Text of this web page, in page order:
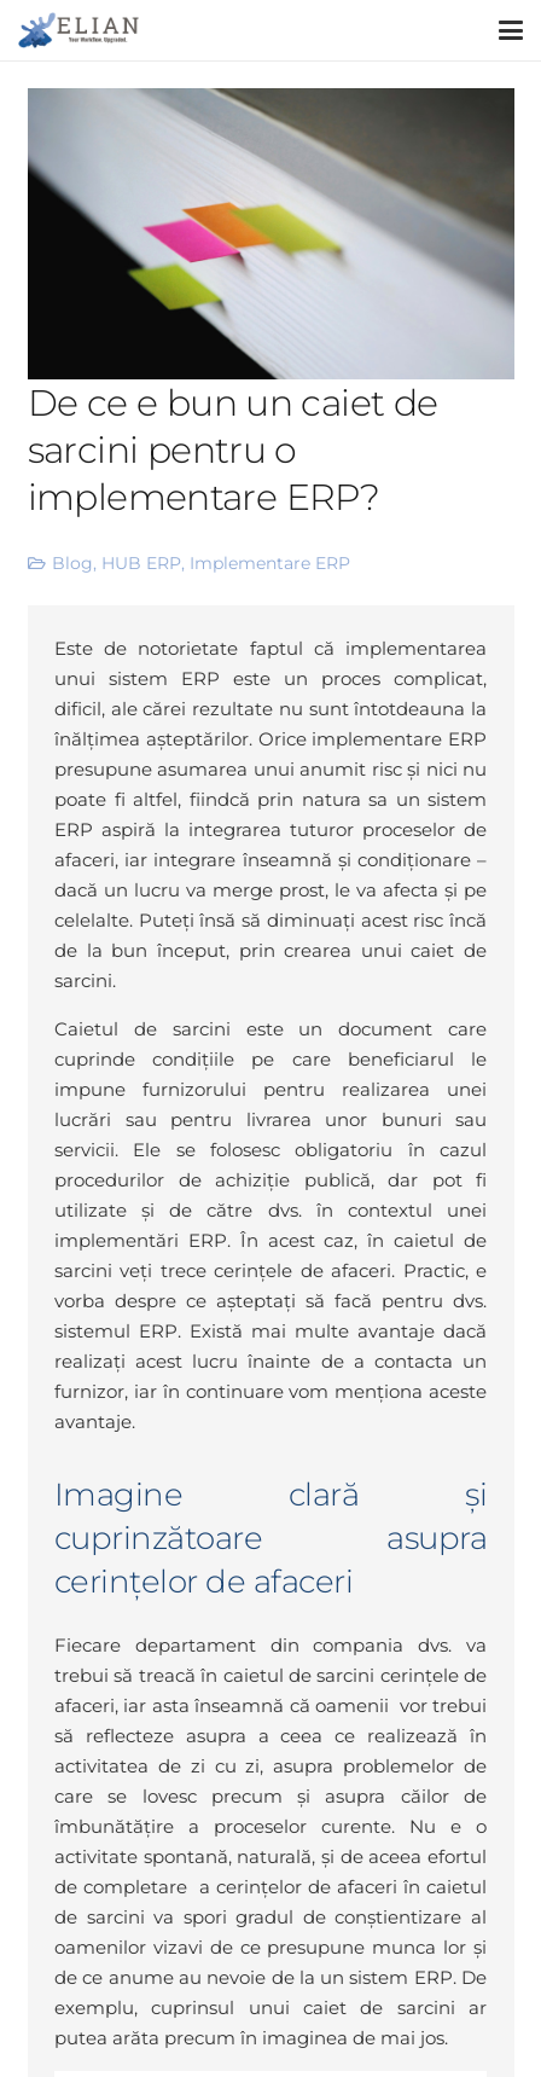
De ce e bun un caiet de
sarcini pentru o
implementare ERP?
Blog, HUB ERP, Implementare ERP
Este de notorietate faptul că implementarea
unui sistem ERP este un proces complicat,
dificil, ale cărei rezultate nu sunt întotdeauna la
înălțimea așteptărilor. Orice implementare ERP
presupune asumarea unui anumit risc și nici nu
poate fi altfel, fiindcă prin natura sa un sistem
ERP aspiră la integrarea tuturor proceselor de
afaceri, iar integrare înseamnă și condiționare –
dacă un lucru va merge prost, le va afecta și pe
celelalte. Puteți însă să diminuați acest risc încă
de la bun început, prin crearea unui caiet de
sarcini.
Caietul de sarcini este un document care
cuprinde condițiile pe care beneficiarul le
impune furnizorului pentru realizarea unei
lucrări sau pentru livrarea unor bunuri sau
servicii. Ele se folosesc obligatoriu în cazul
procedurilor de achiziție publică, dar pot fi
utilizate și de către dvs. în contextul unei
implementări ERP. În acest caz, în caietul de
sarcini veți trece cerințele de afaceri. Practic, e
vorba despre ce așteptați să facă pentru dvs.
sistemul ERP. Există mai multe avantaje dacă
realizați acest lucru înainte de a contacta un
furnizor, iar în continuare vom menționa aceste
avantaje.
Imagine clară și
cuprinzătoare asupra
cerințelor de afaceri
Fiecare departament din compania dvs. va
trebui să treacă în caietul de sarcini cerințele de
afaceri, iar asta înseamnă că oamenii vor trebui
să reflecteze asupra a ceea ce realizează în
activitatea de zi cu zi, asupra problemelor de
care se lovesc precum și asupra căilor de
îmbunătățire a proceselor curente. Nu e o
activitate spontană, naturală, și de aceea efortul
de completare a cerințelor de afaceri în caietul
de sarcini va spori gradul de conștientizare al
oamenilor vizavi de ce presupune munca lor și
de ce anume au nevoie de la un sistem ERP. De
exemplu, cuprinsul unui caiet de sarcini ar
putea arăta precum în imaginea de mai jos.